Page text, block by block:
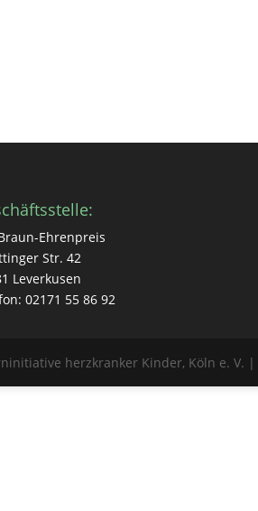
Ehrenpreis
Str. 42
Leverkusen
02171 55 86 92
herzkranker Kinder, Köln e. V. |